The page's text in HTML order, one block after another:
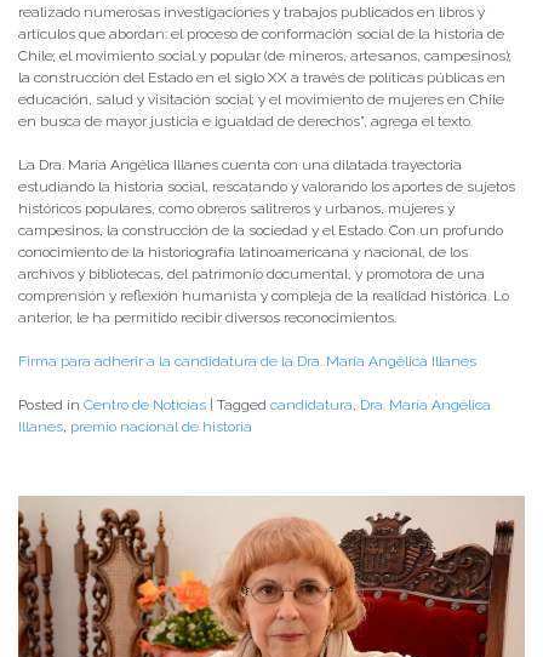
realizado numerosas investigaciones y trabajos publicados en libros y
artículos que abordan: el proceso de conformación social de la historia de
Chile; el movimiento social y popular (de mineros, artesanos, campesinos);
la construcción del Estado en el siglo XX a través de políticas públicas en
educación, salud y visitación social; y el movimiento de mujeres en Chile
en busca de mayor justicia e igualdad de derechos”, agrega el texto.
La Dra. María Angélica Illanes cuenta con una dilatada trayectoria
estudiando la historia social, rescatando y valorando los aportes de sujetos
históricos populares, como obreros salitreros y urbanos, mujeres y
campesinos, la construcción de la sociedad y el Estado. Con un profundo
conocimiento de la historiografía latinoamericana y nacional, de los
archivos y bibliotecas, del patrimonio documental, y promotora de una
comprensión y reflexión humanista y compleja de la realidad histórica. Lo
anterior, le ha permitido recibir diversos reconocimientos.
Firma para adherir a la candidatura de la Dra. María Angélica Illanes
Posted in Centro de Noticias | Tagged candidatura Dra. María Angélica
Illanes premio nacional de historia